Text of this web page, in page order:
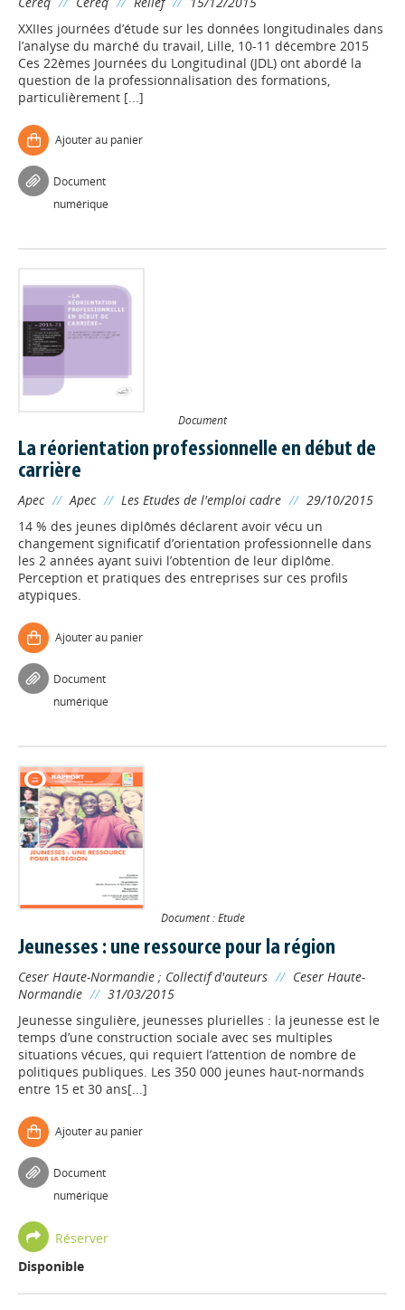
XXIIes journées d’étude sur les données longitudinales dans
l’analyse du marché du travail, Lille, 10-11 décembre 2015
Ces 22èmes Journées du Longitudinal (JDL) ont abordé la
question de la professionnalisation des formations,
particulièrement [...]
Ajouter au panier
Document
numérique
Document
La réorientation professionnelle en début de
carrière
Apec // Apec // Les Etudes de l'emploi cadre // 29/10/2015
14 % des jeunes diplômés déclarent avoir vécu un
changement significatif d’orientation professionnelle dans
les 2 années ayant suivi l’obtention de leur diplôme.
Perception et pratiques des entreprises sur ces profils
atypiques.
Ajouter au panier
Document
numérique
Document : Etude
Jeunesses : une ressource pour la région
Ceser Haute-Normandie ; Collectif d'auteurs // Ceser Haute-
Normandie // 31/03/2015
Jeunesse singulière, jeunesses plurielles : la jeunesse est le
temps d’une construction sociale avec ses multiples
situations vécues, qui requiert l’attention de nombre de
politiques publiques. Les 350 000 jeunes haut-normands
entre 15 et 30 ans[...]
Ajouter au panier
Document
numérique
Réserver
Disponible